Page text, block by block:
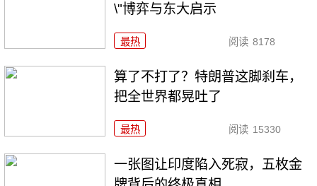
\"博弈与东大启示
最热 阅读 8178
算了不打了？特朗普这脚刹车，
把全世界都晃吐了
最热 阅读 15330
一张图让印度陷入死寂，五枚金